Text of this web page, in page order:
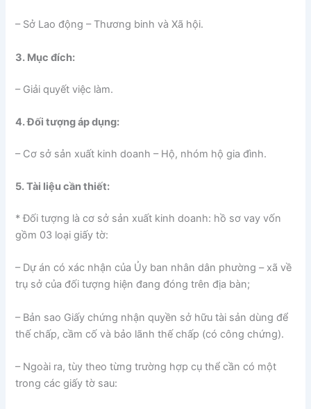
– Sở Lao động – Thương binh và Xã hội.
3. Mục đích:
– Giải quyết việc làm.
4. Đối tượng áp dụng:
– Cơ sở sản xuất kinh doanh – Hộ, nhóm hộ gia đình.
5. Tài liệu cần thiết:
* Đối tượng là cơ sở sản xuất kinh doanh: hồ sơ vay vốn
gồm 03 loại giấy tờ:
– Dự án có xác nhận của Ủy ban nhân dân phường – xã về
trụ sở của đối tượng hiện đang đóng trên địa bàn;
– Bản sao Giấy chứng nhận quyền sở hữu tài sản dùng để
thế chấp, cầm cố và bảo lãnh thế chấp (có công chứng).
– Ngoài ra, tùy theo từng trường hợp cụ thể cần có một
trong các giấy tờ sau: